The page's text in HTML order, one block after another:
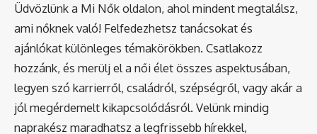
Üdvözlünk a Mi Nők oldalon, ahol mindent megtalálsz,
ami nőknek való! Felfedezhetsz tanácsokat és
ajánlókat különleges témakörökben. Csatlakozz
hozzánk, és merülj el a női élet összes aspektusában,
legyen szó karrierről, családról, szépségről, vagy akár a
jól megérdemelt kikapcsolódásról. Velünk mindig
naprakész maradhatsz a legfrissebb hírekkel,